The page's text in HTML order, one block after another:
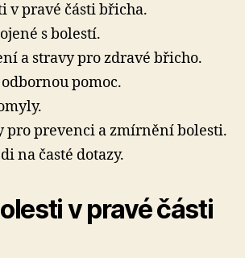
v pravé části břicha.
s bolestí.
a stravy pro zdravé břicho.
pomoc.
pro prevenci a zmírnění bolesti.
na časté dotazy.
v pravé části